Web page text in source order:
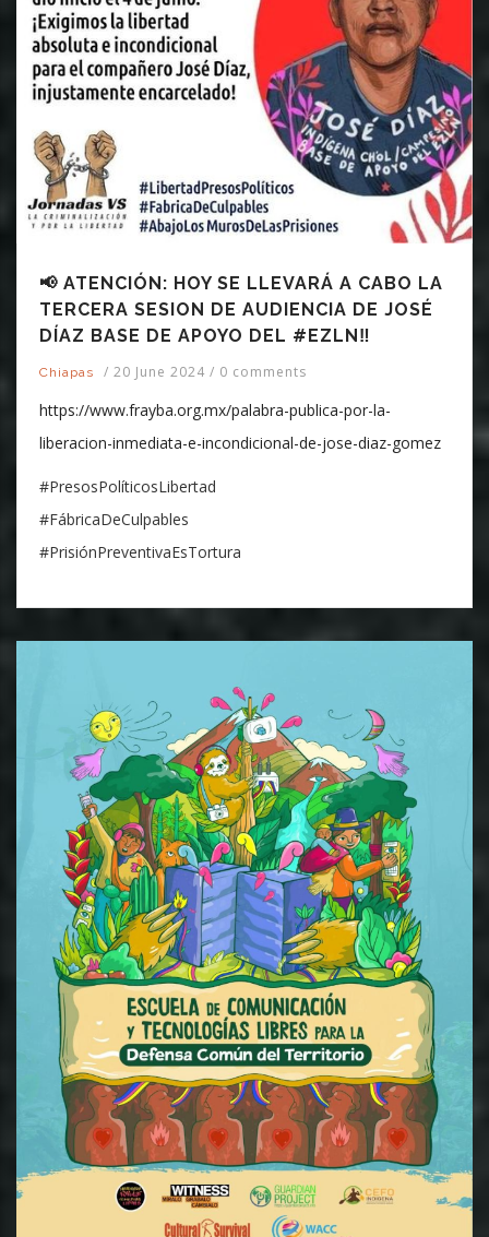
📢 ATENCIÓN: HOY SE LLEVARÁ A CABO LA
TERCERA SESION DE AUDIENCIA DE JOSÉ
DÍAZ BASE DE APOYO DEL #EZLN‼️
Chiapas / 20 June 2024 / 0 comments
https://www.frayba.org.mx/palabra-publica-por-la-
liberacion-inmediata-e-incondicional-de-jose-diaz-gomez
#PresosPolíticosLibertad
#FábricaDeCulpables
#PrisiónPreventivaEsTortura